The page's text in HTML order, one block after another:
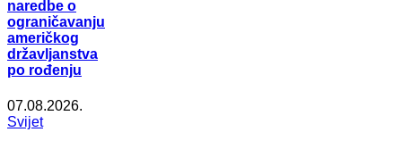
naredbe o
ograničavanju
američkog
državljanstva
po rođenju
07.08.2026.
Svijet